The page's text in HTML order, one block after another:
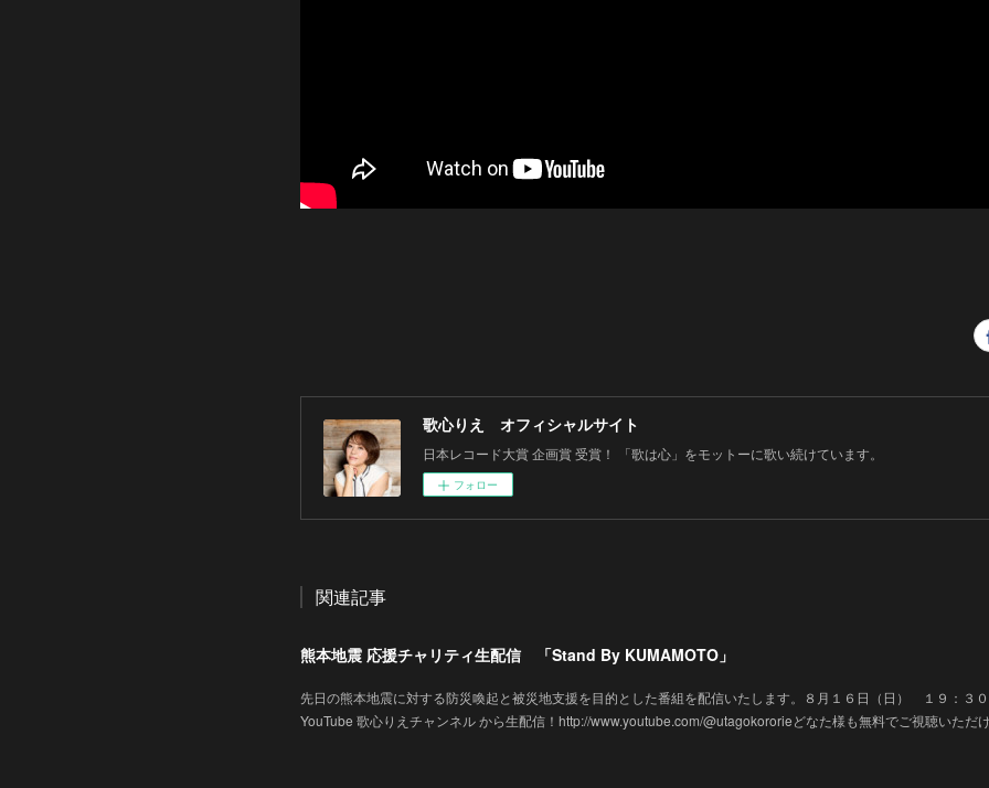
歌心りえ オフィシャルサイト
日本レコード大賞 企画賞 受賞！ 「歌は心」をモットーに歌い続けています。
フォロー
関連記事
熊本地震 応援チャリティ生配信 「Stand By KUMAMOTO」
先日の熊本地震に対する防災喚起と被災地支援を目的とした番組を配信いたします。８月１６日（日） １９：３
YouTube 歌心りえチャンネル から生配信！http://www.youtube.com/@utagokororieどなた様も無料でご視聴いただ